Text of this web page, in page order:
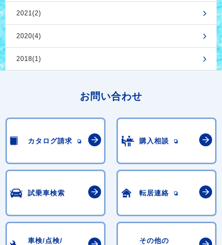
2021(2)
2020(4)
2018(1)
お問い合わせ
カタログ請求 購入相談
試乗車検索 転居連絡
車検/点検/
その他の